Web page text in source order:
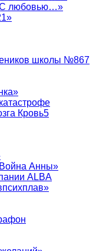
С любовью…»
школы №867
Кровь5
Анны»
ALBA